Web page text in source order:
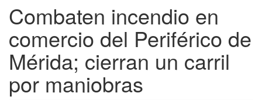
Combaten incendio en
comercio del Periférico de
Mérida; cierran un carril
por maniobras